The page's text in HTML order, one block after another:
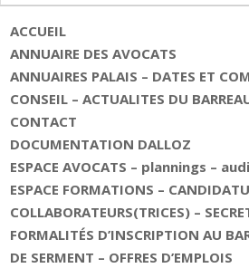
ACCUEIL
ANNUAIRE DES AVOCATS
ANNUAIRES PALAIS – DATES ET
CONSEIL – ACTUALITES DU
CONTACT
DOCUMENTATION DALLOZ
ESPACE AVOCATS – plannings –
ESPACE FORMATIONS –
COLLABORATEURS(TRICES) –
FORMALITÉS D’INSCRIPTION AU
DE SERMENT – OFFRES D’EMPLOIS